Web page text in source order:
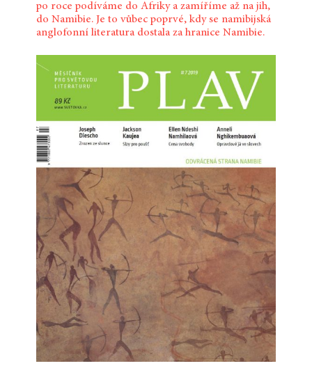
po roce podíváme do Afriky a zamíříme až na jih,
do Namibie. Je to vůbec poprvé, kdy se namibijská
anglofonní literatura dostala za hranice Namibie.